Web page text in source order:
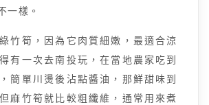
一樣。
竹筍，因為它肉質細嫩，最適合涼
有一次去南投玩，在當地農家吃到
簡單川燙後沾點醬油，那鮮甜味到
麻竹筍就比較粗纖維，通常用來煮